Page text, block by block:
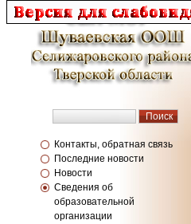
Контакты, обратная связь
Последние новости
Новости
Сведения об
образовательной
организации